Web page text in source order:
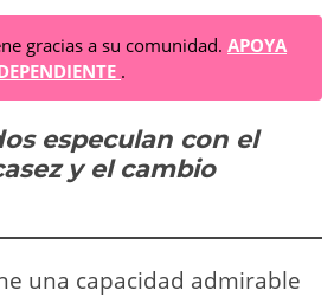
at
s
A
p
c
e
b
o
o
k
d
di
t
p
Li
n
m
ar
tir
gracias a su comunidad. APOYA
.
especulan con el
y el cambio
una capacidad admirable